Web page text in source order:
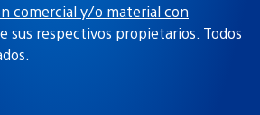
comercial y/o material con
sus respectivos propietarios. Todos